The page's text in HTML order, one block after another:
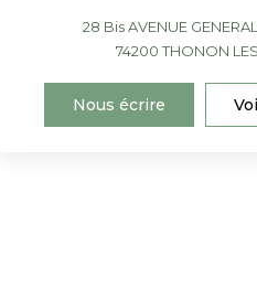
28 Bis AVENUE
74200THONON
Nous écrire